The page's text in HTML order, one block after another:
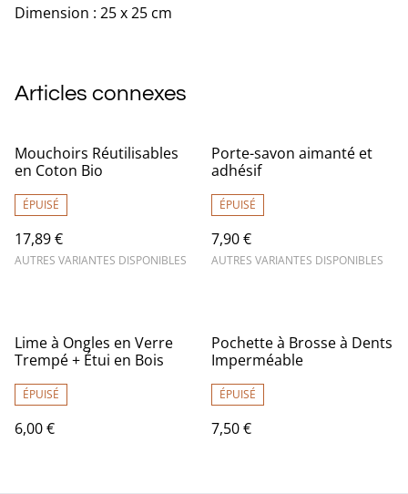
Dimension : 25 x 25 cm
Articles connexes
Mouchoirs Réutilisables
en Coton Bio
ÉPUISÉ
17,89 €
AUTRES VARIANTES DISPONIBLES
Porte-savon aimanté et
adhésif
ÉPUISÉ
7,90 €
AUTRES VARIANTES DISPONIBLES
Lime à Ongles en Verre
Trempé + Étui en Bois
ÉPUISÉ
6,00 €
Pochette à Brosse à Dents
Imperméable
ÉPUISÉ
7,50 €